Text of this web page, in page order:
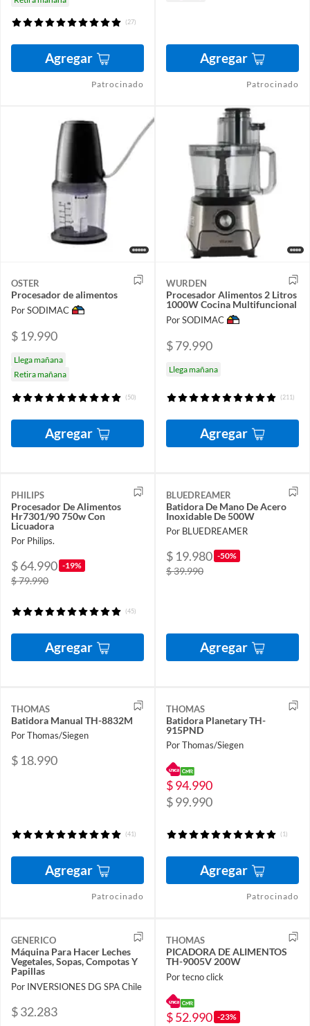
(27)
Agregar
Patrocinado
Agregar
Patrocinado
OSTER
Procesador de alimentos
Por SODIMAC
$ 19.990
Llega mañana
Retira mañana
(50)
Agregar
WURDEN
Procesador Alimentos 2 Litros
1000W Cocina Multifuncional
Por SODIMAC
$ 79.990
Llega mañana
(211)
Agregar
PHILIPS
Procesador De Alimentos
Hr7301/90 750w Con
Licuadora
Por Philips.
$ 64.990 -19%
$ 79.990
(45)
Agregar
BLUEDREAMER
Batidora De Mano De Acero
Inoxidable De 500W
Por BLUEDREAMER
$ 19.980 -50%
$ 39.990
Agregar
THOMAS
Batidora Manual TH-8832M
Por Thomas/Siegen
$ 18.990
(41)
Agregar
Patrocinado
THOMAS
Batidora Planetary TH-
915PND
Por Thomas/Siegen
$ 94.990
$ 99.990
(1)
Agregar
Patrocinado
GENERICO
Máquina Para Hacer Leches
Vegetales, Sopas, Compotas Y
Papillas
Por INVERSIONES DG SPA Chile
$ 32.283
THOMAS
PICADORA DE ALIMENTOS
TH-9005V 200W
Por tecno click
$ 52.990 -23%